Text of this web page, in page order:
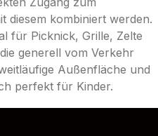
diesem kombiniert werden.
für Picknick, Grille, Zelte
generell vom Verkehr
Außenfläche und
perfekt für Kinder.